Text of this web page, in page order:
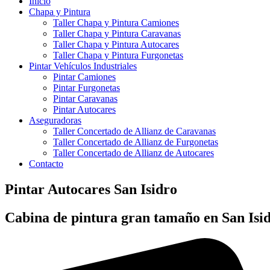
Chapa y Pintura
Taller Chapa y Pintura Camiones
Taller Chapa y Pintura Caravanas
Taller Chapa y Pintura Autocares
Taller Chapa y Pintura Furgonetas
Pintar Vehículos Industriales
Pintar Camiones
Pintar Furgonetas
Pintar Caravanas
Pintar Autocares
Aseguradoras
Taller Concertado de Allianz de Caravanas
Taller Concertado de Allianz de Furgonetas
Taller Concertado de Allianz de Autocares
Contacto
Pintar Autocares San Isidro
Cabina de pintura gran tamaño en San